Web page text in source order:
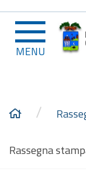
MENU
/
Rassegna